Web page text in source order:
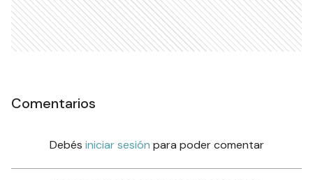
Comentarios
Debés iniciar sesión para poder comentar